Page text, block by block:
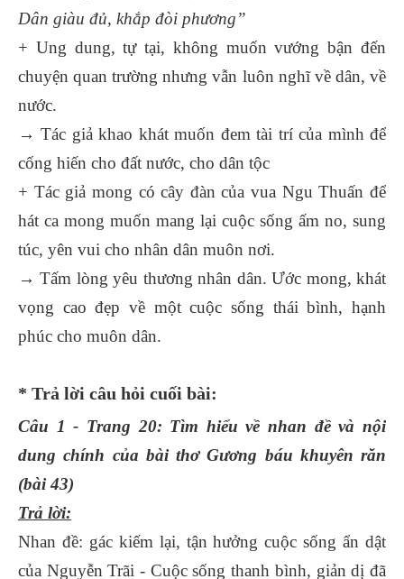
Dân giàu đủ, khắp đòi phương”
+ Ung dung, tự tại, không muốn vướng bận đến
chuyện quan trường nhưng vẫn luôn nghĩ về dân, về
nước.
→ Tác giả khao khát muốn đem tài trí của mình để
cống hiến cho đất nước, cho dân tộc
+ Tác giả mong có cây đàn của vua Ngu Thuấn để
hát ca mong muốn mang lại cuộc sống ấm no, sung
túc, yên vui cho nhân dân muôn nơi.
→ Tấm lòng yêu thương nhân dân. Ước mong, khát
vọng cao đẹp về một cuộc sống thái bình, hạnh
phúc cho muôn dân.
* Trả lời câu hỏi cuối bài:
Câu 1 - Trang 20: Tìm hiểu về nhan đề và nội
dung chính của bài thơ Gương báu khuyên răn
(bài 43)
Trả lời:
Nhan đề: gác kiếm lại, tận hưởng cuộc sống ẩn dật
của Nguyễn Trãi - Cuộc sống thanh bình, giản dị đã